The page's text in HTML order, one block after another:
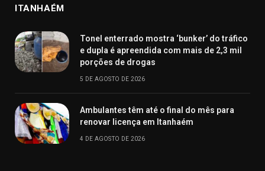
ITANHAÉM
Tonel enterrado mostra ‘bunker’ do tráfico
e dupla é apreendida com mais de 2,3 mil
porções de drogas
5 DE AGOSTO DE 2026
Ambulantes têm até o final do mês para
renovar licença em Itanhaém
4 DE AGOSTO DE 2026